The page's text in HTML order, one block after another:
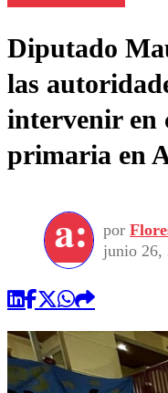
Diputado
las
intervenir en
primaria en
por
junio 26,